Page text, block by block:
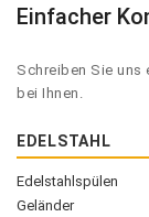
Einfacher
Schreiben Sie uns
bei Ihnen.
EDELSTAHL
Edelstahlspülen
Geländer